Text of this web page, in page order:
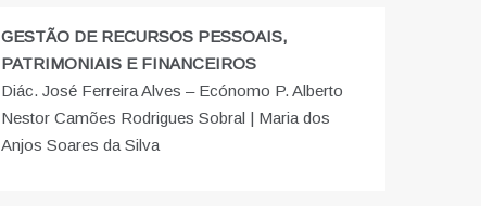
GESTÃO DE RECURSOS PESSOAIS,
PATRIMONIAIS E FINANCEIROS
Diác. José Ferreira Alves – Ecónomo P. Alberto
Nestor Camões Rodrigues Sobral | Maria dos
Anjos Soares da Silva